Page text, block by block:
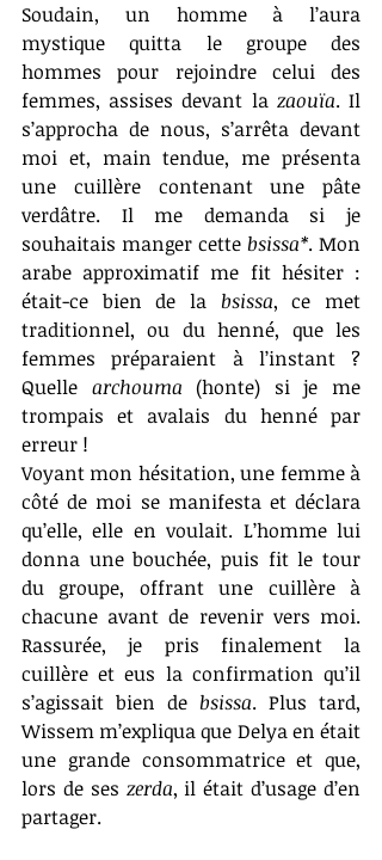
Soudain, un homme à l’aura
mystique quitta le groupe des
hommes pour rejoindre celui des
femmes, assises devant la zaouïa. Il
s’approcha de nous, s’arrêta devant
moi et, main tendue, me présenta
une cuillère contenant une pâte
verdâtre. Il me demanda si je
souhaitais manger cette bsissa*. Mon
arabe approximatif me fit hésiter :
était-ce bien de la bsissa, ce met
traditionnel, ou du henné, que les
femmes préparaient à l’instant ?
Quelle archouma (honte) si je me
trompais et avalais du henné par
erreur !
Voyant mon hésitation, une femme à
côté de moi se manifesta et déclara
qu’elle, elle en voulait. L’homme lui
donna une bouchée, puis fit le tour
du groupe, offrant une cuillère à
chacune avant de revenir vers moi.
Rassurée, je pris finalement la
cuillère et eus la confirmation qu’il
s’agissait bien de bsissa. Plus tard,
Wissem m’expliqua que Delya en était
une grande consommatrice et que,
lors de ses zerda, il était d’usage d’en
partager.